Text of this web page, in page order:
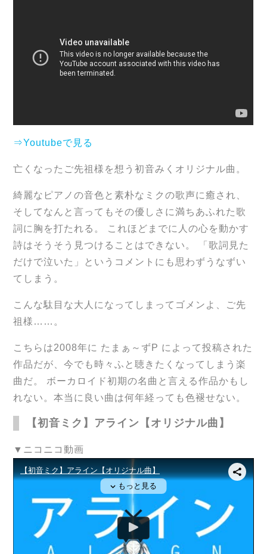
⇒Youtubeで見る
亡くなったご先祖様を想う初音みくオリジナル曲。
綺麗なピアノの音色と素朴なミクの歌声に癒され、
そしてなんと言ってもその優しさに満ちあふれた歌
詞に胸を打たれる。 これほどまでに人の心を動かす
詩はそうそう見つけることはできない。 「歌詞見た
だけで泣いた」というコメントにも思わずうなずい
てしまう。
こんな駄目な大人になってしまってゴメンよ、ご先
祖様……。
こちらは2008年に たまぁ～ずP によって投稿された
作品だが、今でも時々ふと聴きたくなってしまう楽
曲だ。 ボーカロイド初期の名曲と言える作品かもし
れない。本当に良い曲は何年経っても色褪せない。
【初音ミク】アライン【オリジナル曲】
▼ニコニコ動画